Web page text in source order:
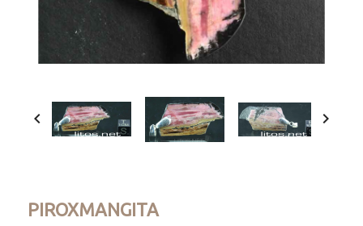
 
PIROXMANGITA